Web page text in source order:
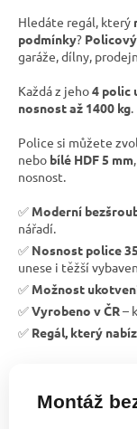
Hledáte regál, který
podmínky?
garáže, dílny,
Každá z jeho4 polic
nosnost až 1400 kg.
Police si můžete
nebo bílé HDF 5 mm
nosnost.
✅ Moderní
nářadí.
✅ Nosnost police
unese i těžší
✅ Možnost
✅Vyrobeno v ČR–
✅ Regál, který
Montáž